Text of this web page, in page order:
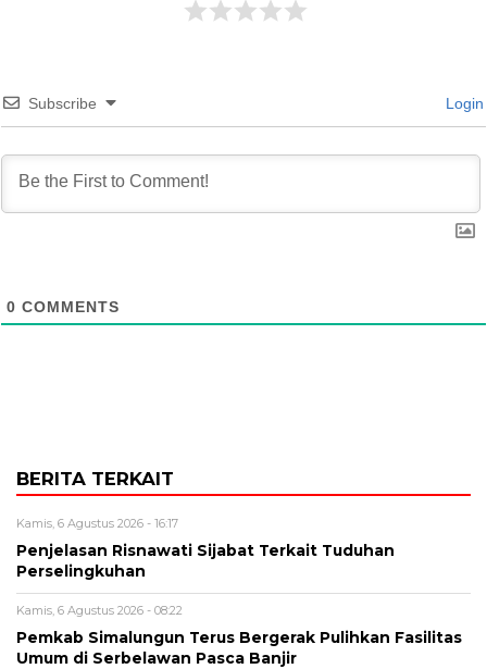
Subscribe Login
0 COMMENTS
BERITA TERKAIT
Kamis, 6 Agustus 2026 - 16:17
Penjelasan Risnawati Sijabat Terkait Tuduhan
Perselingkuhan
Kamis, 6 Agustus 2026 - 08:22
Pemkab Simalungun Terus Bergerak Pulihkan Fasilitas
Umum di Serbelawan Pasca Banjir